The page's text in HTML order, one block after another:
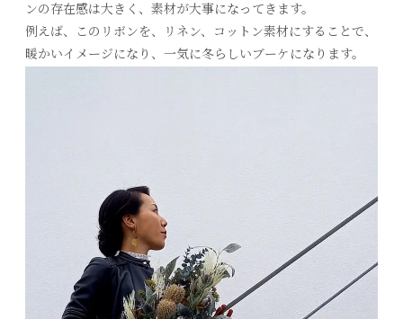
ンの存在感は大きく、素材が大事になってきます。
例えば、このリボンを、リネン、コットン素材にすることで、
暖かいイメージになり、一気に冬らしいブーケになります。